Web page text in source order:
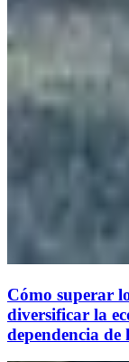
Cómo superar
diversificar la
dependencia